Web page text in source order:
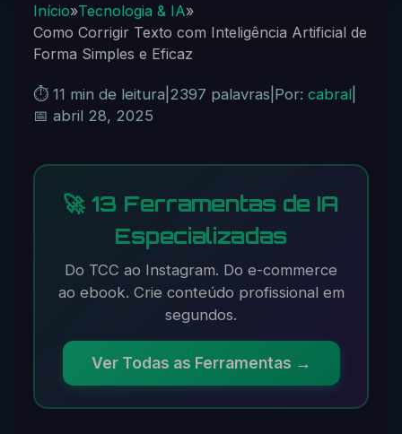
Início»Tecnologia & IA»
Como Corrigir Texto com Inteligência Artificial de
Forma Simples e Eficaz
⏱️ 11 min de leitura 2397 palavras Por: cabral|
📅 abril 28, 2025
🚀 13 Ferramentas de IA
Especializadas
Do TCC ao Instagram. Do e-commerce
ao ebook. Crie conteúdo profissional em
segundos.
Ver Todas as Ferramentas →